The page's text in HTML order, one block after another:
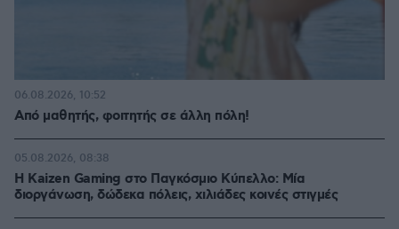
Από μαθητής, φοιτητής σε άλλη πόλη!
06.08.2026, 10:52
H Kaizen Gaming στο Παγκόσμιο Kύπελλο: Μία
διοργάνωση, δώδεκα πόλεις, χιλιάδες κοινές στιγμές
05.08.2026, 08:38